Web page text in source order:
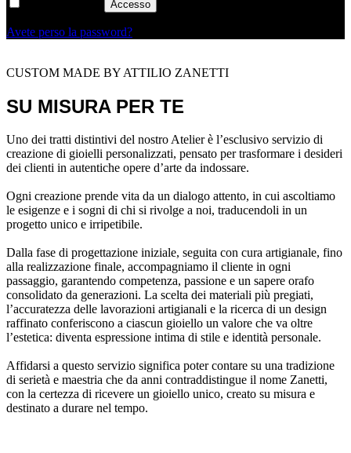
Accesso
Avete perso la password?
CUSTOM MADE BY ATTILIO ZANETTI
SU MISURA PER TE
Uno dei tratti distintivi del nostro Atelier è l’esclusivo servizio di
creazione di gioielli personalizzati, pensato per trasformare i desideri
dei clienti in autentiche opere d’arte da indossare.
Ogni creazione prende vita da un dialogo attento, in cui ascoltiamo
le esigenze e i sogni di chi si rivolge a noi, traducendoli in un
progetto unico e irripetibile.
Dalla fase di progettazione iniziale, seguita con cura artigianale, fino
alla realizzazione finale, accompagniamo il cliente in ogni
passaggio, garantendo competenza, passione e un sapere orafo
consolidato da generazioni. La scelta dei materiali più pregiati,
l’accuratezza delle lavorazioni artigianali e la ricerca di un design
raffinato conferiscono a ciascun gioiello un valore che va oltre
l’estetica: diventa espressione intima di stile e identità personale.
Affidarsi a questo servizio significa poter contare su una tradizione
di serietà e maestria che da anni contraddistingue il nome Zanetti,
con la certezza di ricevere un gioiello unico, creato su misura e
destinato a durare nel tempo.